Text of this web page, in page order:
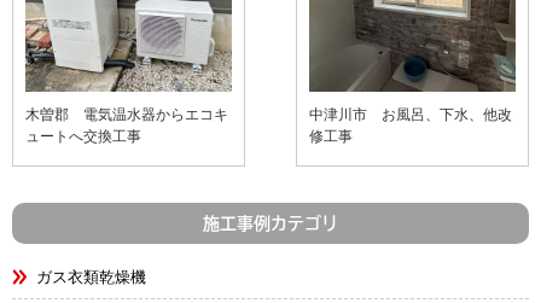
木曽郡 電気温水器からエコキ
ュートへ交換工事
中津川市 お風呂、下水、他改
修工事
施工事例カテゴリ
ガス衣類乾燥機